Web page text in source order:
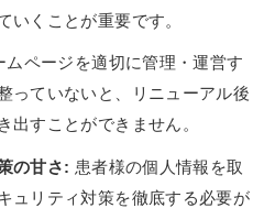
いくことが重要です。
ムページを適切に管理・運営す
っていないと、リニューアル後
出すことができません。
の甘さ: 患者様の個人情報を取
ュリティ対策を徹底する必要が